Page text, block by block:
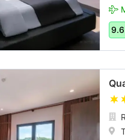
9.6